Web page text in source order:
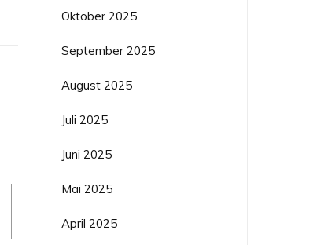
Oktober 2025
September 2025
August 2025
Juli 2025
Juni 2025
Mai 2025
April 2025